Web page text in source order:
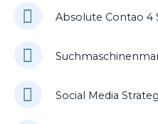
Absolute Contao 4
Social Media